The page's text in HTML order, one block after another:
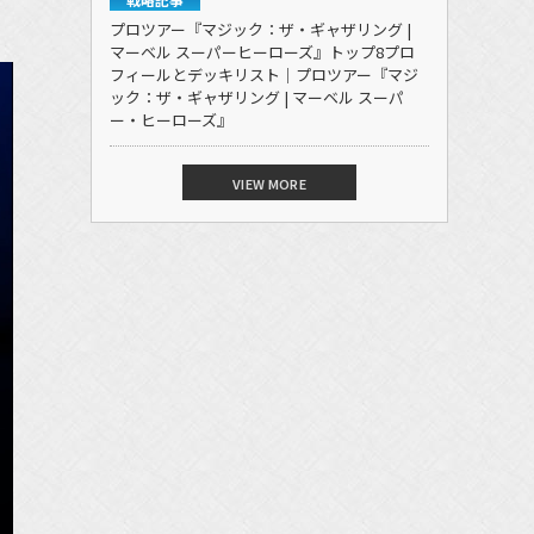
プロツアー『マジック：ザ・ギャザリング |
マーベル スーパーヒーローズ』トップ8プロ
フィールとデッキリスト｜プロツアー『マジ
ック：ザ・ギャザリング | マーベル スーパ
ー・ヒーローズ』
VIEW MORE